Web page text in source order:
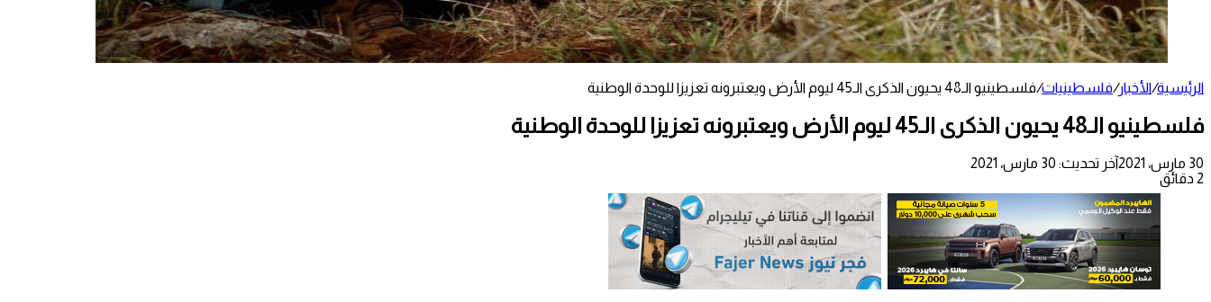
الرئيسية/الأخبار/فلسطينيات/فلسطينيو الـ48 يحيون الذكرى الـ45 ليوم الأرض ويعتبرونه تعزيزا للوحدة الوطنية
فلسطينيو الـ48 يحيون الذكرى الـ45 ليوم الأرض ويعتبرونه تعزيزا للوحدة الوطنية
30 مارس، 2021
آخر تحديث: 30 مارس، 2021
2 دقائق